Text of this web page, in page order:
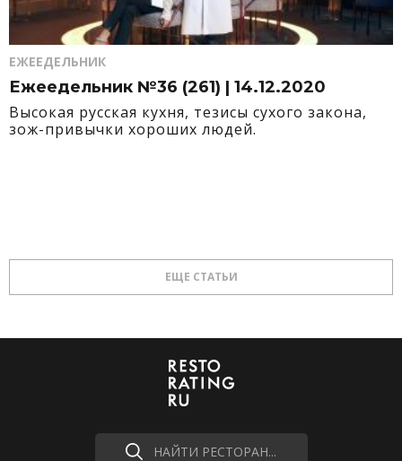
ЕЖЕЕДЕЛЬНИК
Ежеедельник №36 (261) | 14.12.2020
Высокая русская кухня, тезисы сухого закона,
зож-привычки хороших людей.
ЕЩЕ СТАТЬИ
НАЙТИ РЕСТОРАН...